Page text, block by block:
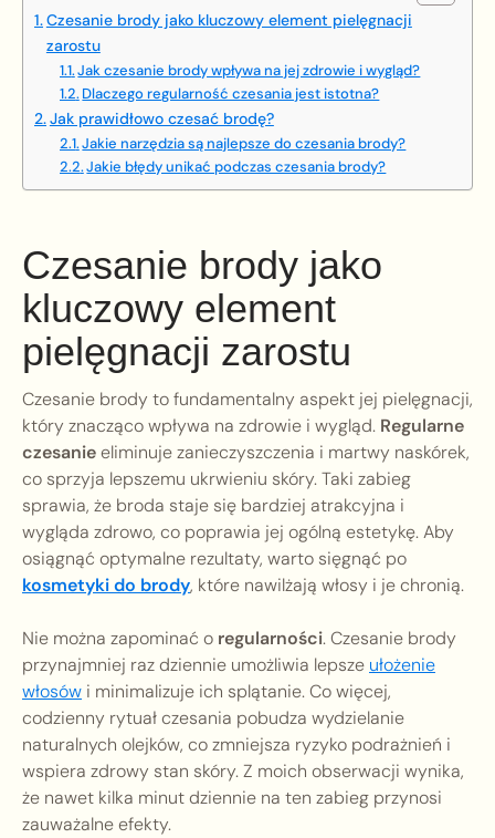
Czesanie brody jako kluczowy element pielęgnacji
zarostu
Jak czesanie brody wpływa na jej zdrowie i wygląd?
Dlaczego regularność czesania jest istotna?
Jak prawidłowo czesać brodę?
Jakie narzędzia są najlepsze do czesania brody?
Jakie błędy unikać podczas czesania brody?
Czesanie brody jako
kluczowy element
pielęgnacji zarostu
Czesanie brody to fundamentalny aspekt jej pielęgnacji,
który znacząco wpływa na zdrowie i wygląd. Regularne
czesanieeliminuje zanieczyszczenia i martwy naskórek,
co sprzyja lepszemu ukrwieniu skóry. Taki zabieg
sprawia, że broda staje się bardziej atrakcyjna i
wygląda zdrowo, co poprawia jej ogólną estetykę. Aby
osiągnąć optymalne rezultaty, warto sięgnąć po
kosmetyki do brody, które nawilżają włosy i je chronią.
Nie można zapominać o regularności. Czesanie brody
przynajmniej raz dziennie umożliwia lepsze ułożenie
włosów i minimalizuje ich splątanie. Co więcej,
codzienny rytuał czesania pobudza wydzielanie
naturalnych olejków, co zmniejsza ryzyko podrażnień i
wspiera zdrowy stan skóry. Z moich obserwacji wynika,
że nawet kilka minut dziennie na ten zabieg przynosi
zauważalne efekty.